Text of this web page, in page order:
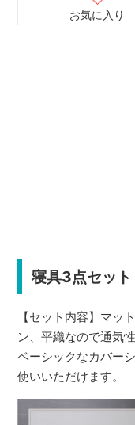
お気に入り
寝具3点セッ
【セット内容】マッ
ン、平織なので通気
ベーシックなカバー
使いいただけます。